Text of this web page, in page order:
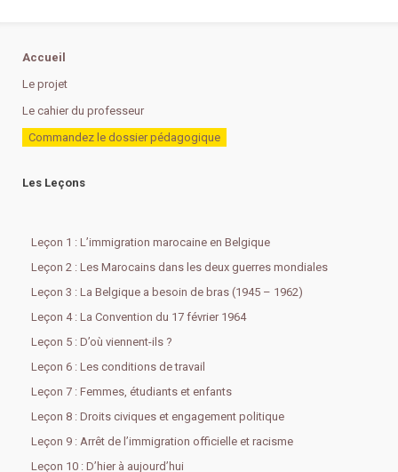
Accueil
Le projet
Le cahier du professeur
Commandez le dossier pédagogique
Les Leçons
Leçon 1 : L’immigration marocaine en Belgique
Leçon 2 : Les Marocains dans les deux guerres mondiales
Leçon 3 : La Belgique a besoin de bras (1945 – 1962)
Leçon 4 : La Convention du 17 février 1964
Leçon 5 : D’où viennent-ils ?
Leçon 6 : Les conditions de travail
Leçon 7 : Femmes, étudiants et enfants
Leçon 8 : Droits civiques et engagement politique
Leçon 9 : Arrêt de l’immigration officielle et racisme
Leçon 10 : D’hier à aujourd’hui